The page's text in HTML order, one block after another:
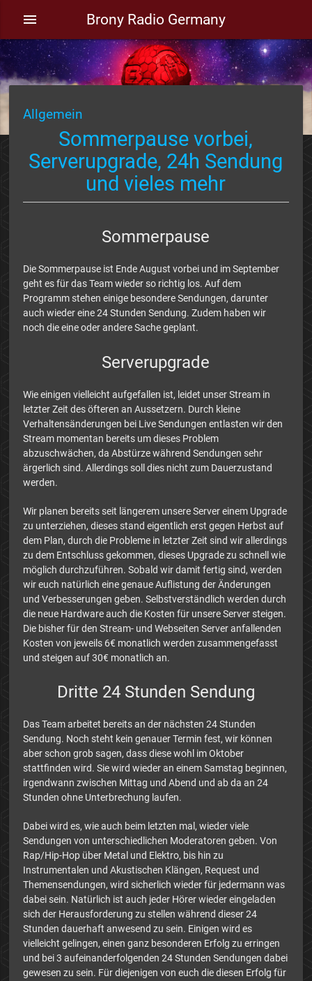
Brony Radio Germany
menu
Allgemein
Sommerpause vorbei,
Serverupgrade, 24h Sendung
und vieles mehr
Sommerpause
Die Sommerpause ist Ende August vorbei und im September
geht es für das Team wieder so richtig los. Auf dem
Programm stehen einige besondere Sendungen, darunter
auch wieder eine 24 Stunden Sendung. Zudem haben wir
noch die eine oder andere Sache geplant.
Serverupgrade
Wie einigen vielleicht aufgefallen ist, leidet unser Stream in
letzter Zeit des öfteren an Aussetzern. Durch kleine
Verhaltensänderungen bei Live Sendungen entlasten wir den
Stream momentan bereits um dieses Problem
abzuschwächen, da Abstürze während Sendungen sehr
ärgerlich sind. Allerdings soll dies nicht zum Dauerzustand
werden.
Wir planen bereits seit längerem unsere Server einem Upgrade
zu unterziehen, dieses stand eigentlich erst gegen Herbst auf
dem Plan, durch die Probleme in letzter Zeit sind wir allerdings
zu dem Entschluss gekommen, dieses Upgrade zu schnell wie
möglich durchzuführen. Sobald wir damit fertig sind, werden
wir euch natürlich eine genaue Auflistung der Änderungen
und Verbesserungen geben. Selbstverständlich werden durch
die neue Hardware auch die Kosten für unsere Server steigen.
Die bisher für den Stream- und Webseiten Server anfallenden
Kosten von jeweils 6€ monatlich werden zusammengefasst
und steigen auf 30€ monatlich an.
Dritte 24 Stunden Sendung
Das Team arbeitet bereits an der nächsten 24 Stunden
Sendung. Noch steht kein genauer Termin fest, wir können
aber schon grob sagen, dass diese wohl im Oktober
stattfinden wird. Sie wird wieder an einem Samstag beginnen,
irgendwann zwischen Mittag und Abend und ab da an 24
Stunden ohne Unterbrechung laufen.
Dabei wird es, wie auch beim letzten mal, wieder viele
Sendungen von unterschiedlichen Moderatoren geben. Von
Rap/Hip-Hop über Metal und Elektro, bis hin zu
Instrumentalen und Akustischen Klängen, Request und
Themensendungen, wird sicherlich wieder für jedermann was
dabei sein. Natürlich ist auch jeder Hörer wieder eingeladen
sich der Herausforderung zu stellen während dieser 24
Stunden dauerhaft anwesend zu sein. Einigen wird es
vielleicht gelingen, einen ganz besonderen Erfolg zu erringen
und bei 3 aufeinanderfolgenden 24 Stunden Sendungen dabei
gewesen zu sein. Für diejenigen von euch die diesen Erfolg für